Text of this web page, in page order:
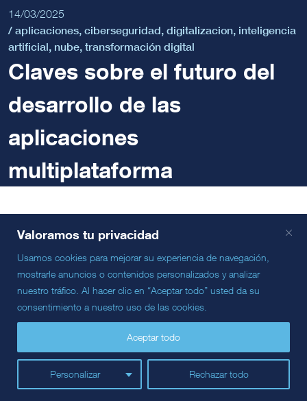
Valoramos tu privacidad
Usamos cookies para mejorar su experiencia de navegación,
mostrarle anuncios o contenidos personalizados y analizar
nuestro tráfico. Al hacer clic en “Aceptar todo” usted da su
consentimiento a nuestro uso de las cookies.
Personalizar Rechazar todo
Aceptar todo
14/03/2025
/ aplicaciones, ciberseguridad, digitalizacion, inteligencia
artificial, nube, transformación digital
Claves sobre el futuro del
desarrollo de las
aplicaciones
multiplataforma
Sabemos que el desarrollo de aplicaciones multiplataforma es
cada vez más importante en la transformación digital
empresarial. En ITERIAM somos conscientes de la necesidad
cada vez mayor de las compañías para optimizar recursos,
multiplataformas. La demanda de soluciones más eficientes
es la constante en un mercado de evolución constante